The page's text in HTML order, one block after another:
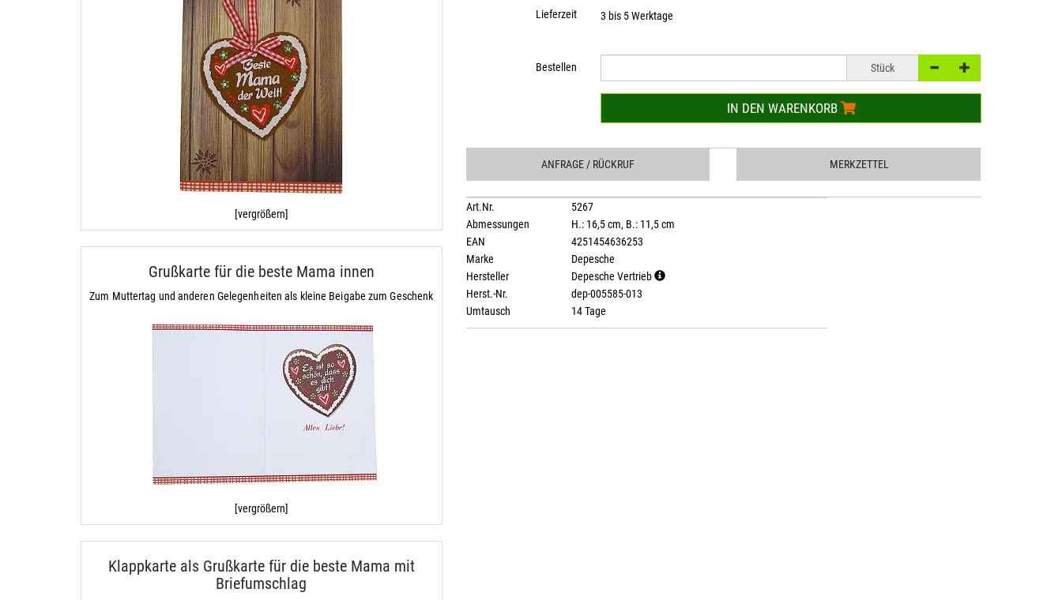
[vergrößern]
Grußkarte für die beste Mama innen
Zum Muttertag und anderen Gelegenheiten als kleine Beigabe zum Geschenk
[vergrößern]
Klappkarte als Grußkarte für die beste Mama mit
Briefumschlag
Lieferzeit
3 bis 5 Werktage
Bestellen Stück
IN DEN WARENKORB
ANFRAGE / RÜCKRUF MERKZETTEL
Art.Nr.
5267
Abmessungen
H.: 16,5 cm, B.: 11,5 cm
EAN
4251454636253
Marke
Depesche
Hersteller
Depesche Vertrieb
Herst.-Nr.
dep-005585-013
Umtausch
14 Tage